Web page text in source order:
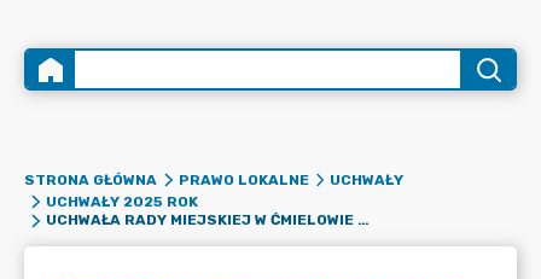
STRONA GŁÓWNA PRAWO LOKALNE
UCHWAŁY
UCHWAŁY 2025 ROK
UCHWAŁA RADY MIEJSKIEJ W ĆMIELOWIE NR XXV/153/2025 Z DNIA 30 WRZEŚNIA 2025 R. W SPRAWIE ZMIANY UCHWAŁY NR XII/69/2024 RADY MIEJSKIEJ W ĆMIELOWIE Z DNIA 23 GRUDNIA 2024 R. W SPRAWIE WIELOLETNIEJ PROGNOZY FINANSOWEJ MIASTA I GMINY NA LATA 2025- 2037.